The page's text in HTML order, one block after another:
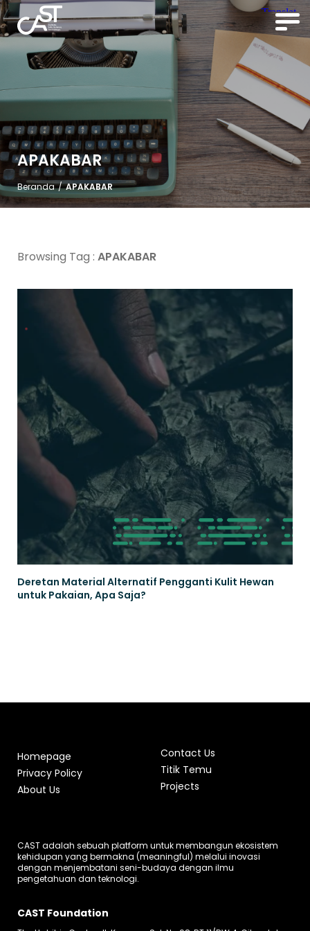
APAKABAR
Beranda / APAKABAR
Browsing Tag : APAKABAR
Deretan Material Alternatif Pengganti Kulit Hewan
untuk Pakaian, Apa Saja?
Homepage
Privacy Policy
About Us
Contact Us
Titik Temu
Projects
CAST adalah sebuah platform untuk membangun ekosistem
kehidupan yang bermakna (meaningful) melalui inovasi
dengan menjembatani seni-budaya dengan ilmu
pengetahuan dan teknologi.
CAST Foundation